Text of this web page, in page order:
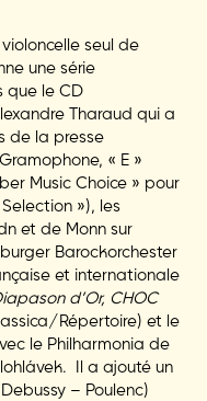
seul de
une série
que le CD
Tharaud qui a
de la presse
« E »
Music Choice » pour
»), les
et de Monn sur
Barockorchester
et internationale
d’Or, CHOC
Répertoire) et le
le Philharmonia de
Il a ajouté un
– Poulenc)